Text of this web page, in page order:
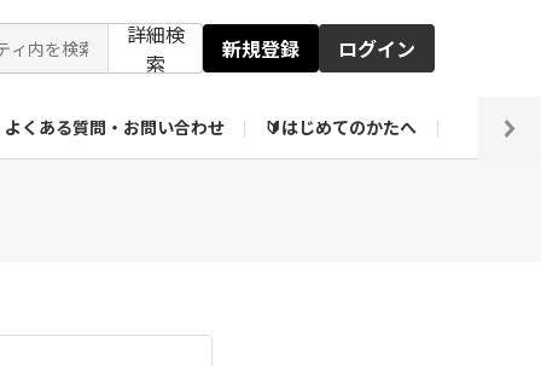
詳細検
索
新規登録 ログイン
よくある質問・お問い合わせ 🔰はじめてのかたへ 編集